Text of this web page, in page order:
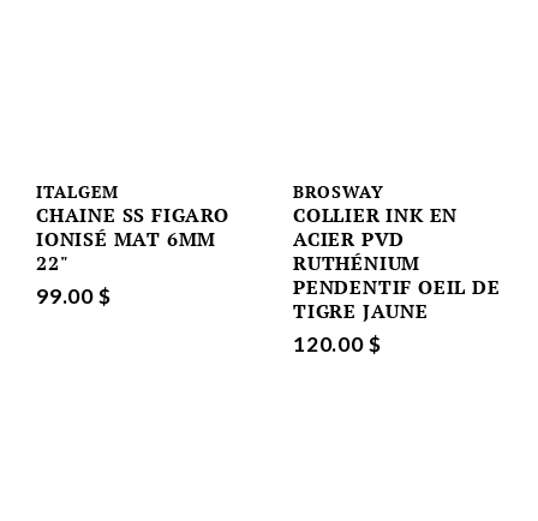
ITALGEM
CHAINE SS FIGARO
IONISÉ MAT 6MM
22"
99.00 $
BROSWAY
COLLIER INK EN
ACIER PVD
RUTHÉNIUM
PENDENTIF OEIL DE
TIGRE JAUNE
120.00 $